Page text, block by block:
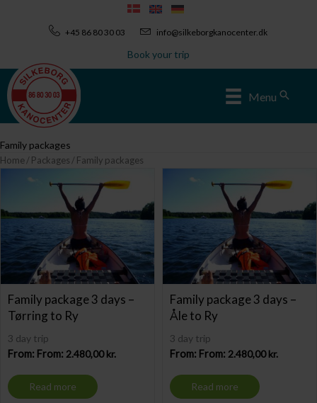
+45 86 80 30 03 info@silkeborgkanocenter.dk
Book your trip
Menu
Family packages
Home/ Packages / Family packages
Family package 3 days –
Tørring to Ry
3 day trip
From: From: 2.480,00kr.
Read more
Family package 3 days –
Åle to Ry
3 day trip
From: From: 2.480,00kr.
Read more